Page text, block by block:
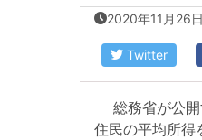
2020年11月26日
Twitter
総務省が公開
住民の平均所得